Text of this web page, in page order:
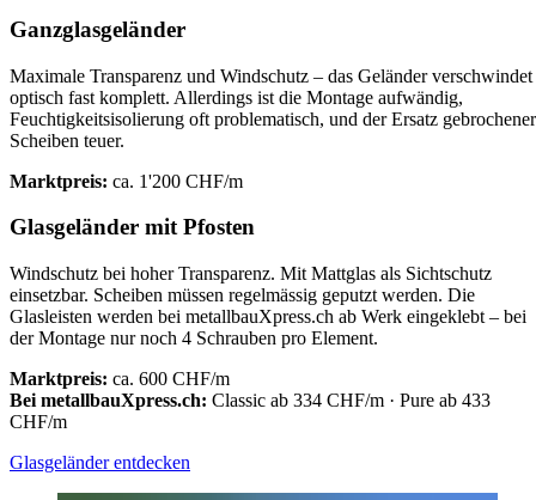
Ganzglasgeländer
Maximale Transparenz und Windschutz – das Geländer verschwindet
optisch fast komplett. Allerdings ist die Montage aufwändig,
Feuchtigkeitsisolierung oft problematisch, und der Ersatz gebrochener
Scheiben teuer.
Marktpreis: ca. 1'200 CHF/m
Glasgeländer mit Pfosten
Windschutz bei hoher Transparenz. Mit Mattglas als Sichtschutz
einsetzbar. Scheiben müssen regelmässig geputzt werden. Die
Glasleisten werden bei metallbauXpress.ch ab Werk eingeklebt – bei
der Montage nur noch 4 Schrauben pro Element.
Marktpreis: ca. 600 CHF/m
Bei metallbauXpress.ch: Classic ab 334 CHF/m · Pure ab 433
CHF/m
Glasgeländer entdecken